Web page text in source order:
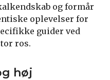
og formår
oplevelser for
guider ved
ros.
høj